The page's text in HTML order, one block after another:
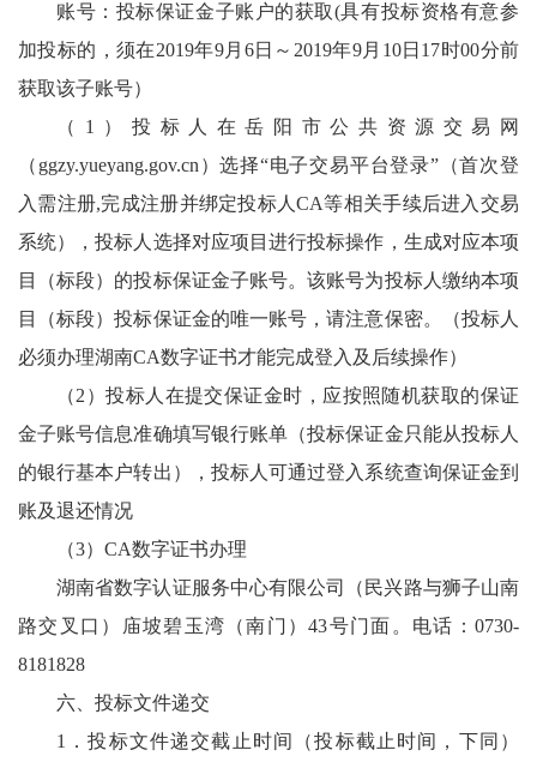
账号：投标保证金子账户的获取(具有投标资格有意参
加投标的，须在2019年9月6日～2019年9月10日17时00分前
获取该子账号）
（1）投标人在岳阳市公共资源交易网
（ggzy.yueyang.gov.cn）选择“电子交易平台登录”（首次登
入需注册,完成注册并绑定投标人CA等相关手续后进入交易
系统），投标人选择对应项目进行投标操作，生成对应本项
目（标段）的投标保证金子账号。该账号为投标人缴纳本项
目（标段）投标保证金的唯一账号，请注意保密。（投标人
必须办理湖南CA数字证书才能完成登入及后续操作）
（2）投标人在提交保证金时，应按照随机获取的保证
金子账号信息准确填写银行账单（投标保证金只能从投标人
的银行基本户转出），投标人可通过登入系统查询保证金到
账及退还情况
（3）CA数字证书办理
湖南省数字认证服务中心有限公司（民兴路与狮子山南
路交叉口）庙坡碧玉湾（南门）43号门面。电话：0730-
8181828
六、投标文件递交
1．投标文件递交截止时间（投标截止时间，下同）